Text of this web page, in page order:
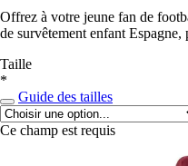
Offrez à votre jeune fan de
de survêtement enfant
Taille
*
Guide des tailles
Ce champ est requis